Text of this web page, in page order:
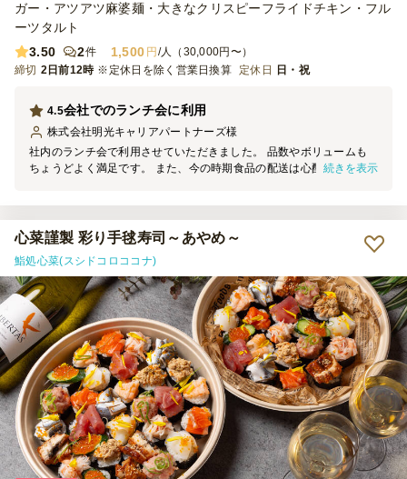
ガー・アツアツ麻婆麺・大きなクリスピーフライドチキン・フル
ーツタルト
3.50
2件 1,500 円 /人（30,000円〜）
締切 2日前12時 ※定休日を除く営業日換算 定休日 日・祝
会社でのランチ会に利用
4.5
株式会社明光キャリアパートナーズ様
社内のランチ会で利用させていただきました。 品数やボリュームも
ちょうどよく満足です。 また、今の時期食品の配送は心配でした
続きを表示
心菜謹製 彩り手毬寿司～あやめ～
鮨処心菜(スシドコロココナ)